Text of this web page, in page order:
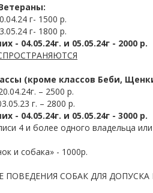
г- 1500 р.
г- 1800 р.
- 04.05.24г. и 05.05.24г - 2000 р.
(кроме классов Беби,
– 2500 р.
г. – 2800 р.
- 04.05.24г. и 05.05.24г - 3000 р.
4 и более одного владельца
и собака» - 1000р.
ПОВЕДЕНИЯ СОБАК ДЛЯ